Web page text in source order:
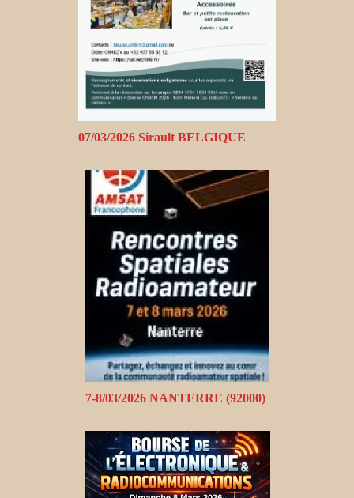
07/03/2026 Sirault BELGIQUE
7-8/03/2026 NANTERRE (92000)